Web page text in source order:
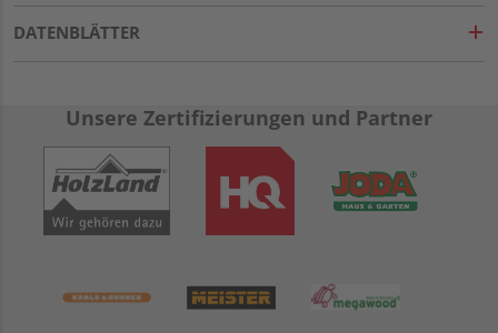
DATENBLÄTTER
Unsere Zertifizierungen und Partner